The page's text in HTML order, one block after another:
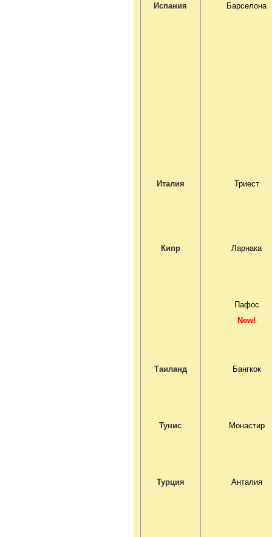
Испания Барселона
Италия Триест
Кипр Ларнака
Пафос
New!
Таиланд Бангкок
Тунис Монастир
Турция Анталия